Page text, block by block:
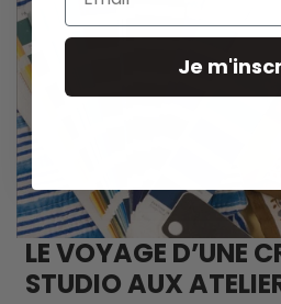
Fabriqué à Jaipur en Inde dans
LE VOYAGE D’UNE
STUDIO AUX
Je